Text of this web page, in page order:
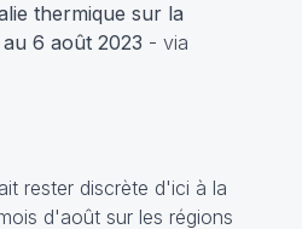
thermique sur la
6 août 2023 - via
rester discrète d'ici à la
d'août sur les régions